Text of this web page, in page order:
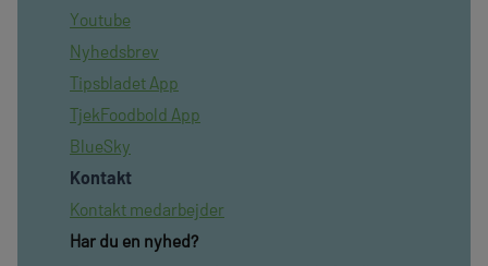
Youtube
Nyhedsbrev
Tipsbladet App
TjekFoodbold App
BlueSky
Kontakt
Kontakt medarbejder
Har du en nyhed?